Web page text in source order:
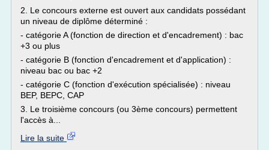
2. Le concours externe est ouvert aux candidats possédant
un niveau de diplôme déterminé :
- catégorie A (fonction de direction et d'encadrement) : bac
+3 ou plus
- catégorie B (fonction d'encadrement et d'application) :
niveau bac ou bac +2
- catégorie C (fonction d'exécution spécialisée) : niveau
BEP, BEPC, CAP
3. Le troisième concours (ou 3ème concours) permettent
l'accès à...
Lire la suite